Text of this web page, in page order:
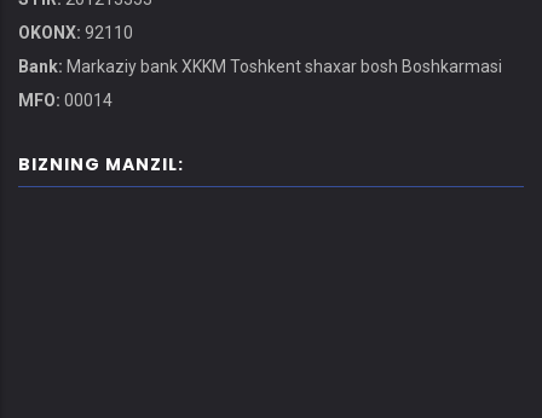
OKONX: 92110
Bank: Markaziy bank XKKM Toshkent shaxar bosh Boshkarmasi
MFO: 00014
BIZNING MANZIL: